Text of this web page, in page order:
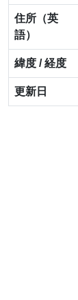
住所（英
語）
緯度 / 経度
更新日